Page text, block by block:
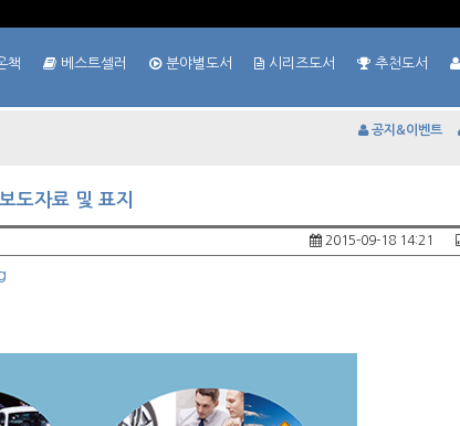
책 베스트셀러 분야별도서 시리즈도서 추천도서
공지&이벤트
도자료 및 표지
2015-09-18 14:21